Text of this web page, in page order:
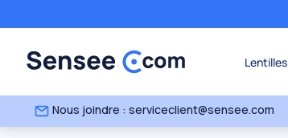
Lentilles
Nous joindre : serviceclient@sensee.com